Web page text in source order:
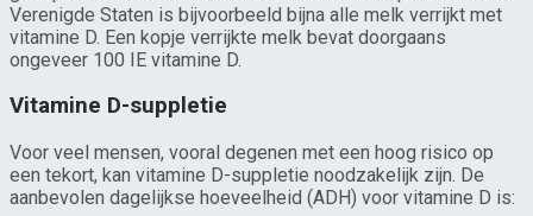
Verenigde Staten is bijvoorbeeld bijna alle melk verrijkt met
vitamine D. Een kopje verrijkte melk bevat doorgaans
ongeveer 100 IE vitamine D.
Vitamine D-suppletie
Voor veel mensen, vooral degenen met een hoog risico op
een tekort, kan vitamine D-suppletie noodzakelijk zijn. De
aanbevolen dagelijkse hoeveelheid (ADH) voor vitamine D is: